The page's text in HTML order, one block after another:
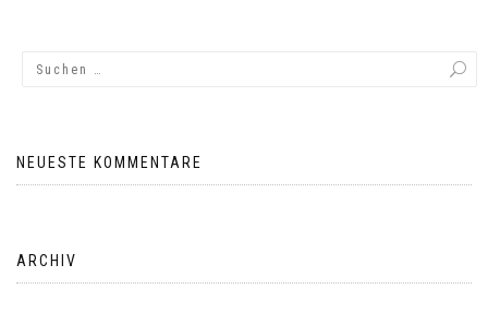
NEUESTE KOMMENTARE
ARCHIV